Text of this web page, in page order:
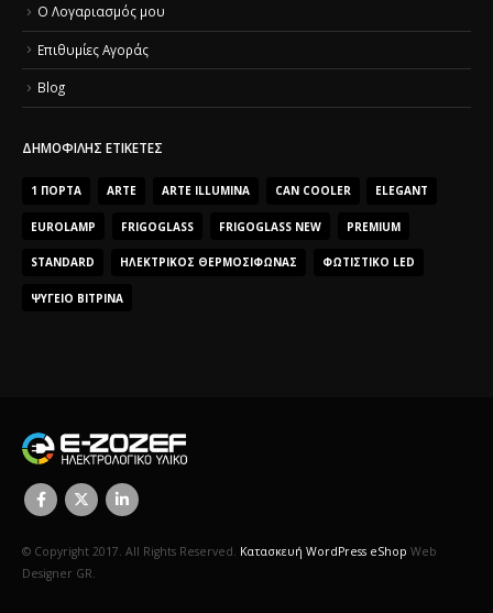
O Λογαριασμός μου
Επιθυμίες Αγοράς
Blog
ΔΗΜΟΦΙΛΉΣ ΕΤΙΚΈΤΕΣ
1 ΠΌΡΤΑ ARTE ARTE ILLUMINA CAN COOLER ELEGANT
EUROLAMP FRIGOGLASS FRIGOGLASS NEW PREMIUM
STANDARD ΗΛΕΚΤΡΙΚΌΣ ΘΕΡΜΟΣΊΦΩΝΑΣ ΦΩΤΙΣΤΙΚΌ LED
ΨΥΓΕΊΟ ΒΙΤΡΊΝΑ
© Copyright 2017. All Rights Reserved. Κατασκευή WordPress eShop Web
Designer GR.